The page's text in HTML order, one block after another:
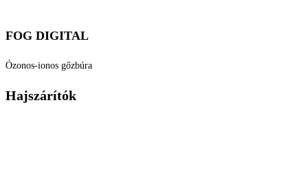
FOG DIGITAL
Ózonos-ionos gőzbúra
Hajszárítók